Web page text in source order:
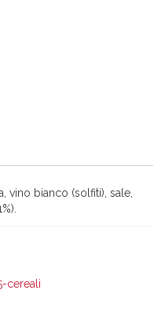
vino bianco (solfiti), sale,